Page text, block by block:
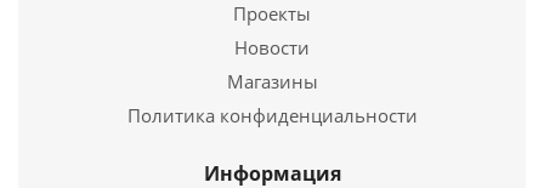
Электропечь для сауны Кристина Classic 6кВт
21 000руб.
Подробнее
Проекты
Новости
Магазины
Политика конфиденциальности
Информация